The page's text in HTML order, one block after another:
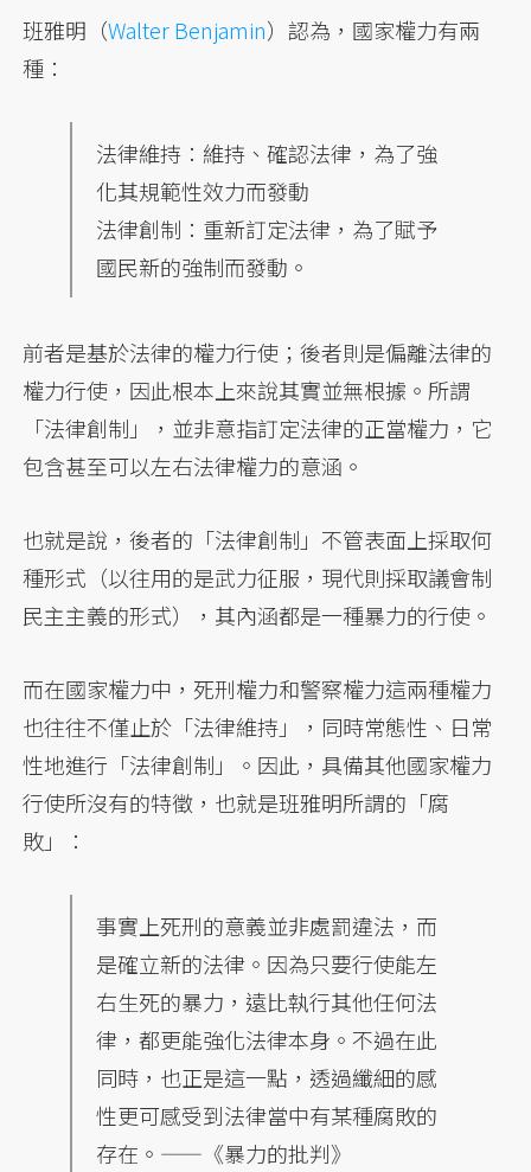
班雅明（Walter Benjamin）認為，國家權力有兩
種：
法律維持：維持、確認法律，為了強
化其規範性效力而發動
法律創制：重新訂定法律，為了賦予
國民新的強制而發動。
前者是基於法律的權力行使；後者則是偏離法律的
權力行使，因此根本上來說其實並無根據。所謂
「法律創制」，並非意指訂定法律的正當權力，它
包含甚至可以左右法律權力的意涵。
也就是說，後者的「法律創制」不管表面上採取何
種形式（以往用的是武力征服，現代則採取議會制
民主主義的形式），其內涵都是一種暴力的行使。
而在國家權力中，死刑權力和警察權力這兩種權力
也往往不僅止於「法律維持」，同時常態性、日常
性地進行「法律創制」。因此，具備其他國家權力
行使所沒有的特徵，也就是班雅明所謂的「腐
敗」：
事實上死刑的意義並非處罰違法，而
是確立新的法律。因為只要行使能左
右生死的暴力，遠比執行其他任何法
律，都更能強化法律本身。不過在此
同時，也正是這一點，透過纖細的感
性更可感受到法律當中有某種腐敗的
存在。——《暴力的批判》